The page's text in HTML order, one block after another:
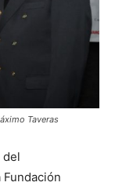
Taveras
del